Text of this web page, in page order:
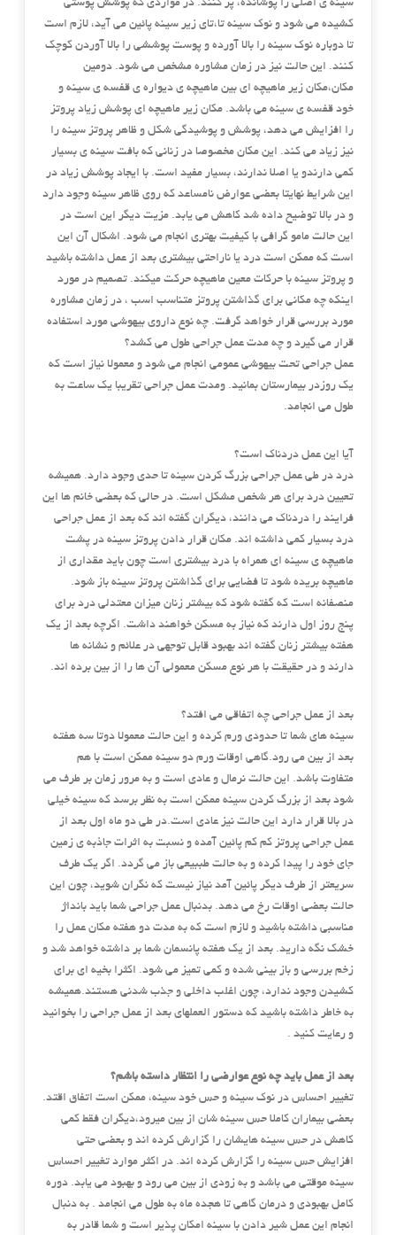
سینه ی اصلی را پوشانده، پر کنند. در مواردی که پوشش پوستی
کشیده می شود و نوک سینه تا،تای زیر سینه پائین می آید، لازم است
تا دوباره نوک سینه را بالا آورده و پوست پوششی را بالا آوردن کوچک
کنند. این حالت نیز در زمان مشاوره مشخص می شود. دومین
مکان،مکان زیر ماهیچه ای بین ماهیچه ی دیواره ی قفسه ی سینه و
خود قفسه ی سینه می باشد. مکان زیر ماهیچه ای پوشش زیاد پروتز
را افزایش می دهد، پوشش و پوشیدگی شکل و ظاهر پروتز سینه را
نیز زیاد می کند. این مکان مخصوصا در زنانی که بافت سینه ی بسیار
کمی دارندو یا اصلا ندارند، بسیار مفید است. با ایجاد پوشش زیاد در
این شرایط نهایتا بعضی عوارض نامساعد که روی ظاهر سینه وجود دارد
و در بالا توضیح داده شد کاهش می یابد. مزیت دیگر این است در
این حالت مامو گرافی با کیفیت بهتری انجام می شود. اشکال آن این
است که ممکن است درد یا ناراحتی بیشتری بعد از عمل داشته باشید
و پروتز سینه با حرکات معین ماهیچه حرکت میکند. تصمیم در مورد
اینکه چه مکانی برای گذاشتن پروتز متناسب اسب ، در زمان مشاوره
مورد بررسی قرار خواهد گرفت. چه نوع داروی بیهوشی مورد استفاده
قرار می گیرد و چه مدت عمل جراحی طول می کشد؟
عمل جراحی تحت بیهوشی عمومی انجام می شود و معمولا نیاز است که
یک روزدر بیمارستان بمانید. ومدت عمل جراحی تقریبا یک ساعت به
طول می انجامد.
آیا این عمل دردناک است؟
درد در طی عمل جراحی بزرگ کردن سینه تا حدی وجود دارد. همیشه
تعیین درد برای هر شخص مشکل است. در حالی که بعضی خانم ها این
فرایند را دردناک می دانند، دیگران گفته اند که بعد از عمل جراحی
درد بسیار کمی داشته اند. مکان قرار دادن پروتز سینه در پشت
ماهیچه ی سینه ای همراه با درد بیشتری است چون باید مقداری از
ماهیچه بریده شود تا فضایی برای گذاشتن پروتز سینه باز شود.
منصفانه است که گفته شود که بیشتر زنان میزان معتدلی درد برای
پنج روز اول دارند که نیاز به مسکن خواهند داشت. اگرچه بعد از یک
هفته بیشتر زنان گفته اند بهبود قابل توجهی در علائم و نشانه ها
دارند و در حقیقت با هر نوع مسکن معمولی آن ها را از بین برده اند.
بعد از عمل جراحی چه اتفاقی می افتد؟
سینه های شما تا حدودی ورم کرده و این حالت معمولا دوتا سه هفته
بعد از بین می رود.گاهی اوقات ورم دو سینه ممکن است با هم
متفاوت باشد. این حالت نرمال و عادی است و به مرور زمان بر طرف می
شود بعد از بزرگ کردن سینه ممکن است به نظر برسد که سینه خیلی
در بالا قرار دارد این حالت نیز عادی است.در طی دو ماه اول بعد از
عمل جراحی پروتز کم کم پائین آمده و نسبت به اثرات جاذبه ی زمین
جای خود را پیدا کرده و به حالت طببیعی باز می گردد. اگر یک طرف
سریعتر از طرف دیگر پائین آمد نیاز نیست که نگران شوید، چون این
حالت بعضی اوقات رخ می دهد. بدنبال عمل جراحی شما باید بانداژ
مناسبی داشته باشید و لازم است که به مدت دو هفته مکان عمل را
خشک نگه دارید. بعد از یک هفته پانسمان شما بر داشته خواهد شد و
زخم بررسی و باز بینی شده و کمی تمیز می شود. اکثرا بخیه ای برای
کشیدن وجود ندارد، چون اغلب داخلی و جذب شدنی هستند.همیشه
به خاطر داشته باشید که دستور العملهای بعد از عمل جراحی را بخوانید
و رعایت کنید .
بعد از عمل باید چه نوع عوارضی را انتظار داسته باشم؟
تغییر احساس در نوک سینه و حس خود سینه، ممکن است اتفاق اقتد.
بعضی بیماران کاملا حس سینه شان از بین میرود،دیگران فقط کمی
کاهش در حس سینه هایشان را گزارش کرده اند و بعضی حتی
افزایش حس سینه را گزارش کرده اند. در اکثر موارد تغییر احساس
سینه موقتی می باشد و به زودی از بین می رود و بهبود می یابد. دوره
کامل بهبودی و درمان گاهی تا هجده ماه به طول می انجامد . به دنبال
انجام این عمل شیر دادن با سینه امکان پذیر است و شما قادر به